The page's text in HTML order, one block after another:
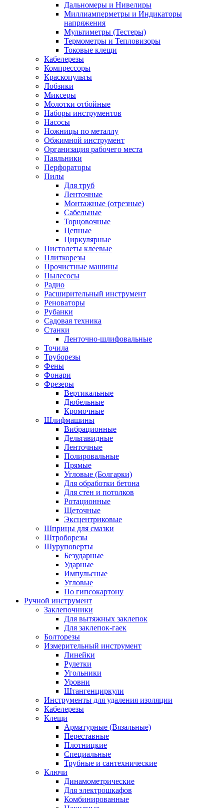
Дальномеры и Нивелиры
Миллиамперметры и Индикаторы
напряжения
Мультиметры (Тестеры)
Термометры и Тепловизоры
Токовые клещи
Кабелерезы
Компрессоры
Краскопульты
Лобзики
Миксеры
Молотки отбойные
Наборы инструментов
Насосы
Ножницы по металлу
Обжимной инструмент
Организация рабочего места
Паяльники
Перфораторы
Пилы
Для труб
Ленточные
Монтажные (отрезные)
Сабельные
Торцовочные
Цепные
Циркулярные
Пистолеты клеевые
Плиткорезы
Прочистные машины
Пылесосы
Радио
Расширительный инструмент
Реноваторы
Рубанки
Садовая техника
Станки
Ленточно-шлифовальные
Точила
Труборезы
Фены
Фонари
Фрезеры
Вертикальные
Дюбельные
Кромочные
Шлифмашины
Вибрационные
Дельтавидные
Ленточные
Полировальные
Прямые
Угловые (Болгарки)
Для обработки бетона
Для стен и потолков
Ротационные
Щеточные
Эксцентриковые
Шприцы для смазки
Штроборезы
Шуруповерты
Безударные
Ударные
Импульсные
Угловые
По гипсокартону
Ручной инструмент
Заклепочники
Для вытяжных заклепок
Для заклепок-гаек
Болторезы
Измерительный инструмент
Линейки
Рулетки
Угольники
Уровни
Штангенциркули
Инструменты для удаления изоляции
Кабелерезы
Клещи
Арматурные (Вязальные)
Переставные
Плотницкие
Специальные
Трубные и сантехнические
Ключи
Динамометрические
Для электрошкафов
Комбинированные